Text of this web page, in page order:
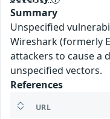
Summary
Unspecified
Wireshark (formerly
attackers to cause a
unspecified vectors.
References
URL